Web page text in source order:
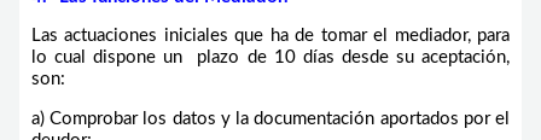
Las actuaciones iniciales que ha de tomar el mediador, para
lo cual dispone un plazo de 10 días desde su aceptación,
son:
a) Comprobar los datos y la documentación aportados por el